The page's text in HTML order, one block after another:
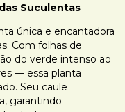
Suculentas
única e encantadora
Com folhas de
do verde intenso ao
— essa planta
Seu caule
garantindo